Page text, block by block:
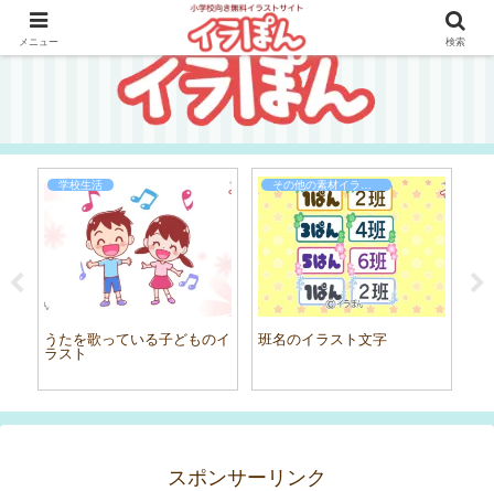
学校生活
うたを歌っている子どものイ
ラスト
班名のイラスト文字
スポンサーリンク
メニュー 検索